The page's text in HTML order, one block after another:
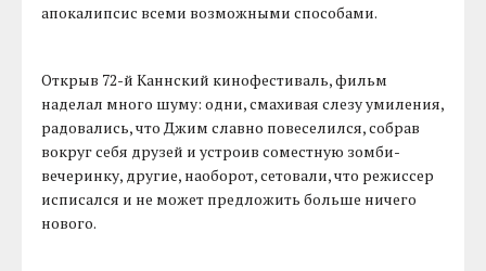
апокалипсис всеми возможными способами.
Открыв 72-й Каннский кинофестиваль, фильм
наделал много шуму: одни, смахивая слезу умиления,
радовались, что Джим славно повеселился, собрав
вокруг себя друзей и устроив соместную зомби-
вечеринку, другие, наоборот, сетовали, что режиссер
исписался и не может предложить больше ничего
нового.